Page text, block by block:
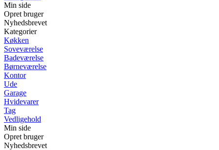
Min side
Opret bruger
Nyhedsbrevet
Kategorier
Køkken
Soveværelse
Badeværelse
Børneværelse
Kontor
Ude
Garage
Hvidevarer
Tag
Vedligehold
Min side
Opret bruger
Nyhedsbrevet